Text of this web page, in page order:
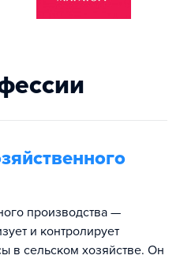
производства —
и контролирует
в сельском хозяйстве. Он